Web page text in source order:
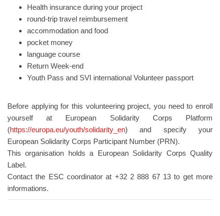
Health insurance during your project
round-trip travel reimbursement
accommodation and food
pocket money
language course
Return Week-end
Youth Pass and SVI international Volunteer passport
Before applying for this volunteering project, you need to enroll
yourself at European Solidarity Corps Platform
(https://europa.eu/youth/solidarity_en) and specify your
European Solidarity Corps Participant Number (PRN).
This organisation holds a European Solidarity Corps Quality
Label.
Contact the ESC coordinator at +32 2 888 67 13 to get more
informations.